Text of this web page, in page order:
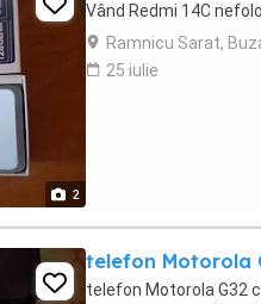
2
Vând Redmi 14C
Ramnicu Sarat,
25 iulie
telefon Motorola
telefon Motorola G32